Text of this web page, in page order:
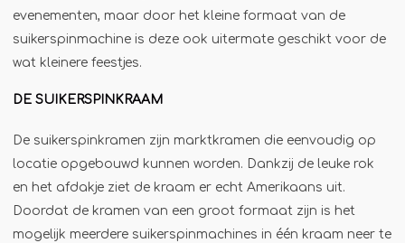
Glühweinkraam
Hamburgerkraam
IJscokar
Jägermeister-tap
Kebabgrill
Partytrailer
Poffertjes
evenementen, maar door het kleine formaat van de
suikerspinmachine is deze ook uitermate geschikt voor de
wat kleinere feestjes.
DE SUIKERSPINKRAAM
De suikerspinkramen zijn marktkramen die eenvoudig op
locatie opgebouwd kunnen worden. Dankzij de leuke rok
en het afdakje ziet de kraam er echt Amerikaans uit.
Doordat de kramen van een groot formaat zijn is het
mogelijk meerdere suikerspinmachines in één kraam neer te